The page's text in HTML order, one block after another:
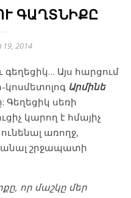
ԳԱՂՏՆԻՔԸ
2014
գեղեցիկ… Այս հարցում
Արմինե
Գեղեցիկ սեռի
կարող է հմայիչ
առողջ,
շրջապատի
որ մաշկը մեր